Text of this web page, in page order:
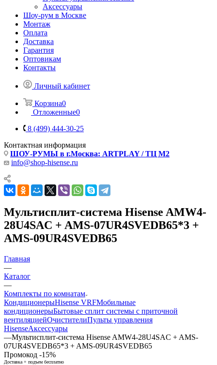
Аксессуары
Шоу-рум в Москве
Монтаж
Оплата
Доставка
Гарантия
Оптовикам
Контакты
Личный кабинет
Корзина0
Отложенные0
8 (499) 444-30-25
Контактная информация
ШОУ-РУМЫ в г.Москва: ARTPLAY / ТЦ М2
info@shop-hisense.ru
Мультисплит-система Hisense AMW4-
28U4SAC + AMS-07UR4SVEDB65*3 +
AMS-09UR4SVEDB65
Главная
—
Каталог
—
Комплекты по комнатам
КондиционерыHisense VRFМобильные
кондиционерыБытовые сплит системы с приточной
вентиляциейОчистителиПульты управления
HisenseАксессуары
—Мультисплит-система Hisense AMW4-28U4SAC + AMS-
07UR4SVEDB65*3 + AMS-09UR4SVEDB65
Промокод -15%
Доставка + подъем бесплатно